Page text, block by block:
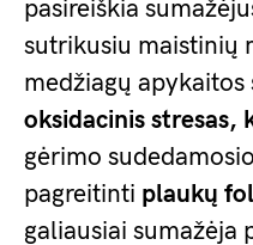
pasireiškia
sutrikusiu maistinių
medžiagų
oksidacinis stresas,
gėrimo
pagreitinti plaukų
galiausiai sumažėja